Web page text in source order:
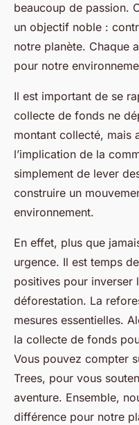
beaucoup de passion.
un objectif noble :
notre planète. Chaque
pour notre
Il est important de se
collecte de fonds ne
montant collecté, mais
l’implication de la
simplement de lever
construire un
environnement.
En effet, plus que
urgence. Il est temps
positives pour inverser
déforestation. La
mesures essentielles.
la collecte de fonds
Vous pouvez compter
Trees, pour vous
aventure. Ensemble,
différence pour notre